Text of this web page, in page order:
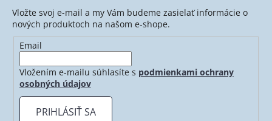
Vložte svoj e-mail a my Vám budeme zasielať informácie o
nových produktoch na našom e-shope.
Email
Vložením e-mailu súhlasíte s podmienkami ochrany
osobných údajov
PRIHLÁSIŤ SA